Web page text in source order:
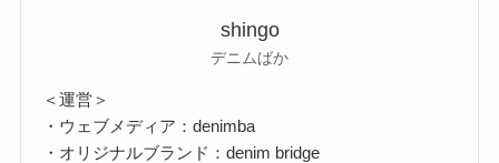
shingo
デニムばか
＜運営＞
・ウェブメディア：denimba
・オリジナルブランド：denim bridge